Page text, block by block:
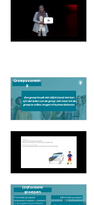
Groepsvormin
g
Een groep houdt niet altijd stand. Het kan
zijn dat leden van de groep niet meer tot de
groep te willen, mogen of kunnen behoren.
(In)formele
groepen
Formelegroepen Informele groepen
Er is sprake van een hiërarchie